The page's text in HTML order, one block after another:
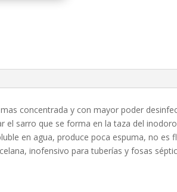
concentrada y con mayor poder
el sarro que se forma en la taza del
en agua, produce poca espuma, no es
inofensivo para tuberías y fosas